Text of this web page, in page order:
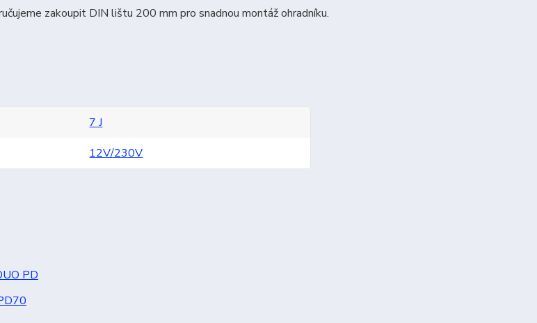
zakoupit DIN lištu 200 mm pro snadnou montáž ohradníku.
7 J
12V/230V
PD